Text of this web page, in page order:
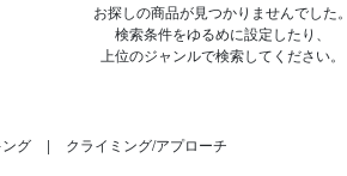
お探しの商品が見つかりませんでした
検索条件をゆるめに設定したり、
上位のジャンルで検索してください。
ング クライミング/アプローチ